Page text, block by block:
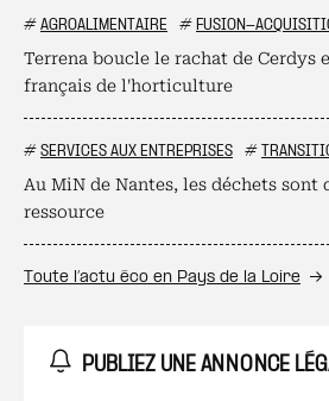
# AGROALIMENTAIRE # FUSION-
Terrena boucle le rachat de Cerdys
français de l'horticulture
# SERVICES AUX ENTREPRISES #
Au MiN de Nantes, les déchets sont
ressource
Toute l’actu éco en Pays de la Loire
PUBLIEZ UNE ANNONCE